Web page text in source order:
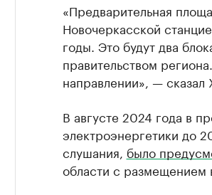
«Предварительная
Новочеркасской
годы. Это будут два
правительством
направлении», — сказал
В августе 2024 года в
электроэнергетики до
слушания, было
области с размещением